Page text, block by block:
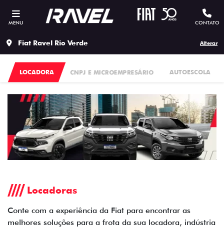
MENU CONTATO
Fiat Ravel Rio Verde Alterar
CNPJ E MICROEMPRESÁRIO AUTOESCOLA
LOCADORA
Locadoras
Conte com a experiência da Fiat para encontrar as
melhores soluções para a frota da sua locadora, indústria